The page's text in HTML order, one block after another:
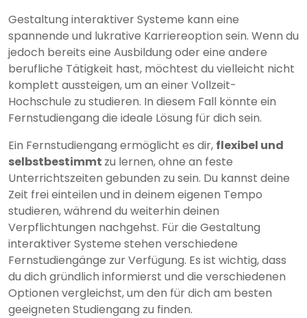
Gestaltung interaktiver Systeme kann eine
spannende und lukrative Karriereoption sein. Wenn du
jedoch bereits eine Ausbildung oder eine andere
berufliche Tätigkeit hast, möchtest du vielleicht nicht
komplett aussteigen, um an einer Vollzeit-
Hochschule zu studieren. In diesem Fall könnte ein
Fernstudiengang die ideale Lösung für dich sein.
Ein Fernstudiengang ermöglicht es dir, flexibel und
selbstbestimmt zu lernen, ohne an feste
Unterrichtszeiten gebunden zu sein. Du kannst deine
Zeit frei einteilen und in deinem eigenen Tempo
studieren, während du weiterhin deinen
Verpflichtungen nachgehst. Für die Gestaltung
interaktiver Systeme stehen verschiedene
Fernstudiengänge zur Verfügung. Es ist wichtig, dass
du dich gründlich informierst und die verschiedenen
Optionen vergleichst, um den für dich am besten
geeigneten Studiengang zu finden.